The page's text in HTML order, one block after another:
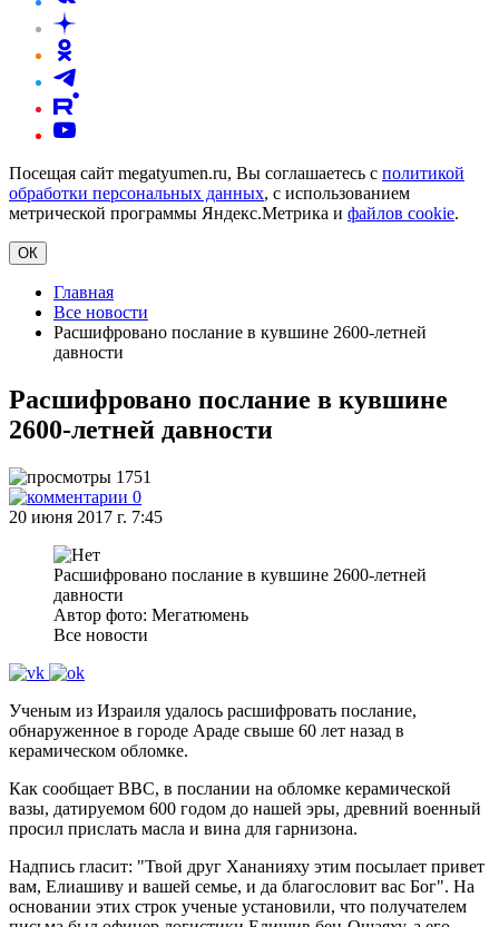
Посещая сайт megatyumen.ru, Вы соглашаетесь с политикой
обработки персональных данных, с использованием
метрической программы Яндекс.Метрика и файлов cookie.
ОК
Главная
Все новости
Расшифровано послание в кувшине 2600-летней
давности
Расшифровано послание в кувшине
2600-летней давности
1751
0
20 июня 2017 г. 7:45
Расшифровано послание в кувшине 2600-летней
давности
Автор фото: Мегатюмень
Все новости
Ученым из Израиля удалось расшифровать послание,
обнаруженное в городе Араде свыше 60 лет назад в
керамическом обломке.
Как сообщает ВВС, в послании на обломке керамической
вазы, датируемом 600 годом до нашей эры, древний военный
просил прислать масла и вина для гарнизона.
Надпись гласит: "Твой друг Хананияху этим посылает привет
вам, Елиашиву и вашей семье, и да благословит вас Бог". На
основании этих строк ученые установили, что получателем